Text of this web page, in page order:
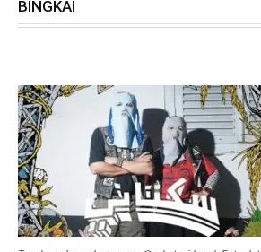
BINGKAI